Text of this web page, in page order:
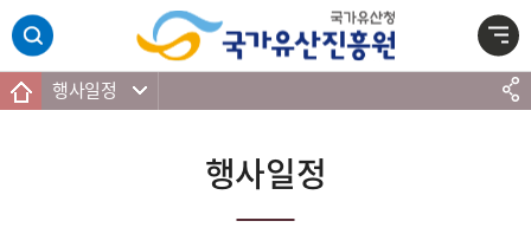
본문 바로가기
주메뉴 바로가기
하단 바로가기
행사일정
행사일정